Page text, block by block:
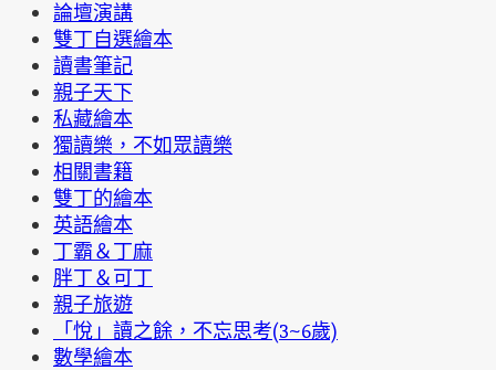
論壇演講
雙丁自選繪本
讀書筆記
親子天下
私藏繪本
獨讀樂，不如眾讀樂
相關書籍
雙丁的繪本
英語繪本
丁霸＆丁麻
胖丁＆可丁
親子旅遊
「悅」讀之餘，不忘思考(3~6歲)
數學繪本